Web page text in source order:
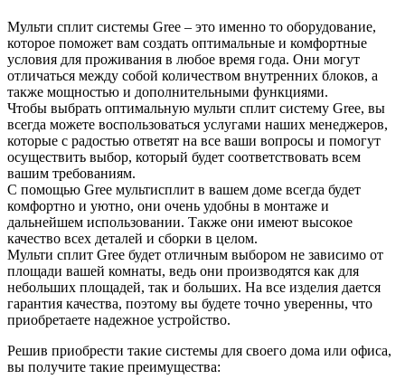
Мульти сплит системы Gree – это именно то оборудование,
которое поможет вам создать оптимальные и комфортные
условия для проживания в любое время года. Они могут
отличаться между собой количеством внутренних блоков, а
также мощностью и дополнительными функциями.
Чтобы выбрать оптимальную мульти сплит систему Gree, вы
всегда можете воспользоваться услугами наших менеджеров,
которые с радостью ответят на все ваши вопросы и помогут
осуществить выбор, который будет соответствовать всем
вашим требованиям.
С помощью Gree мультисплит в вашем доме всегда будет
комфортно и уютно, они очень удобны в монтаже и
дальнейшем использовании. Также они имеют высокое
качество всех деталей и сборки в целом.
Мульти сплит Gree будет отличным выбором не зависимо от
площади вашей комнаты, ведь они производятся как для
небольших площадей, так и больших. На все изделия дается
гарантия качества, поэтому вы будете точно уверенны, что
приобретаете надежное устройство.
Решив приобрести такие системы для своего дома или офиса,
вы получите такие преимущества: